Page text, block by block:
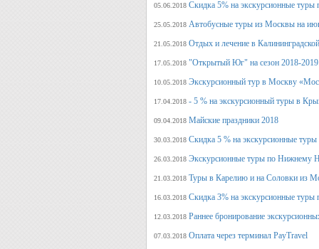
05.06.2018 Скидка 5% на экскурсионные
25.05.2018 Автобусные туры из Москвы на
21.05.2018 Отдых и лечение в
17.05.2018 "Открытый Юг" на сезон 2018-2019
10.05.2018 Экскурсионный тур в Москву
17.04.2018 - 5 % на экскурсионный туры в
09.04.2018 Майские праздники 2018
30.03.2018 Скидка 5 % на экскурсионные
26.03.2018 Экскурсионные туры по Нижнему
21.03.2018 Туры в Карелию и на Соловки из
16.03.2018 Скидка 3% на экскурсионные
12.03.2018 Раннее бронирование
07.03.2018 Оплата через терминал PayTravel